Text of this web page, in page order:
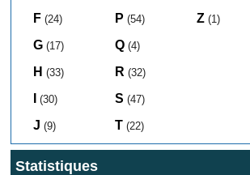
F (24)
G (17)
H (33)
(30)
J (9)
P (54)
Q (4)
R (32)
S (47)
T (22)
Z (1)
Statistiques